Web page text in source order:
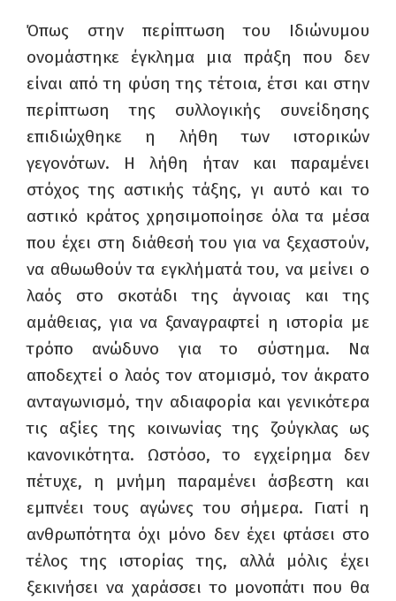
Όπως στην περίπτωση του Ιδιώνυμου
ονομάστηκε έγκλημα μια πράξη που δεν
είναι από τη φύση της τέτοια, έτσι και στην
περίπτωση της συλλογικής συνείδησης
επιδιώχθηκε η λήθη των ιστορικών
γεγονότων. Η λήθη ήταν και παραμένει
στόχος της αστικής τάξης, γι αυτό και το
αστικό κράτος χρησιμοποίησε όλα τα μέσα
που έχει στη διάθεσή του για να ξεχαστούν,
να αθωωθούν τα εγκλήματά του, να μείνει ο
λαός στο σκοτάδι της άγνοιας και της
αμάθειας, για να ξαναγραφτεί η ιστορία με
τρόπο ανώδυνο για το σύστημα. Να
αποδεχτεί ο λαός τον ατομισμό, τον άκρατο
ανταγωνισμό, την αδιαφορία και γενικότερα
τις αξίες της κοινωνίας της ζούγκλας ως
κανονικότητα. Ωστόσο, το εγχείρημα δεν
πέτυχε, η μνήμη παραμένει άσβεστη και
εμπνέει τους αγώνες του σήμερα. Γιατί η
ανθρωπότητα όχι μόνο δεν έχει φτάσει στο
τέλος της ιστορίας της, αλλά μόλις έχει
ξεκινήσει να χαράσσει το μονοπάτι που θα